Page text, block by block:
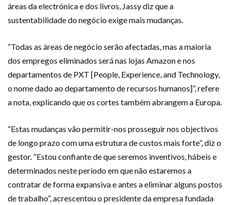
áreas da electrónica e dos livros, Jassy diz que a
sustentabilidade do negócio exige mais mudanças.
“Todas as áreas de negócio serão afectadas, mas a maioria
dos empregos eliminados será nas lojas Amazon e nos
departamentos de PXT [People, Experience, and Technology,
o nome dado ao departamento de recursos humanos]”, refere
a nota, explicando que os cortes também abrangem a Europa.
“Estas mudanças vão permitir-nos prosseguir nos objectivos
de longo prazo com uma estrutura de custos mais forte”, diz o
gestor. “Estou confiante de que seremos inventivos, hábeis e
determinados neste período em que não estaremos a
contratar de forma expansiva e antes a eliminar alguns postos
de trabalho”, acrescentou o presidente da empresa fundada